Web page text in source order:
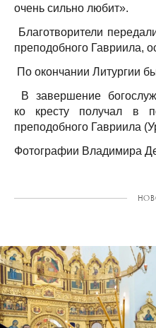
очень сильно любит».
Благотворители
преподобного Гавриила,
По окончании Литургии
В завершение
ко кресту получал в
преподобного Гавриила
Фотографии Владимира